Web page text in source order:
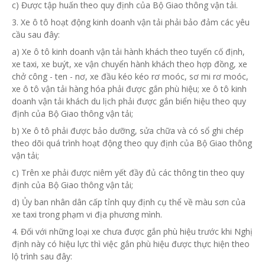
c) Được tập huấn theo quy định của Bộ Giao thông vận tải.
3. Xe ô tô hoạt động kinh doanh vận tải phải bảo đảm các yêu
cầu sau đây:
a) Xe ô tô kinh doanh vận tải hành khách theo tuyến cố định,
xe taxi, xe buýt, xe vận chuyển hành khách theo hợp đồng, xe
chở công - ten - nơ, xe đầu kéo kéo rơ moóc, sơ mi rơ moóc,
xe ô tô vận tải hàng hóa phải được gắn phù hiệu; xe ô tô kinh
doanh vận tải khách du lịch phải được gắn biển hiệu theo quy
định của Bộ Giao thông vận tải;
b) Xe ô tô phải được bảo dưỡng, sửa chữa và có sổ ghi chép
theo dõi quá trình hoạt động theo quy định của Bộ Giao thông
vận tải;
c) Trên xe phải được niêm yết đầy đủ các thông tin theo quy
định của Bộ Giao thông vận tải;
d) Ủy ban nhân dân cấp tỉnh quy định cụ thể về màu sơn của
xe taxi trong phạm vi địa phương mình.
4. Đối với những loại xe chưa được gắn phù hiệu trước khi Nghị
định này có hiệu lực thì việc gắn phù hiệu được thực hiện theo
lộ trình sau đây: